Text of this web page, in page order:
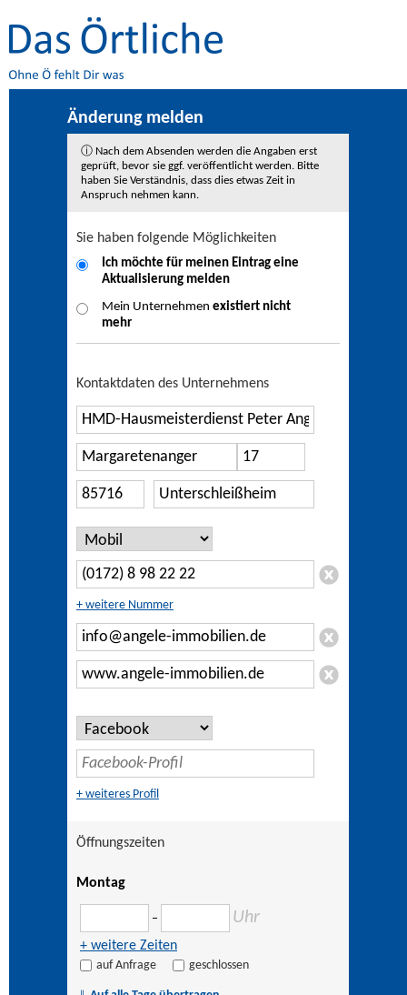
Änderung melden
ⓘ Nach dem Absenden werden die Angaben erst
geprüft, bevor sie ggf. veröffentlicht werden. Bitte
haben Sie Verständnis, dass dies etwas Zeit in
Anspruch nehmen kann.
Sie haben folgende Möglichkeiten
Ich möchte für meinen Eintrag eine
Aktualisierung melden
Mein Unternehmen existiert nicht
mehr
Kontaktdaten des Unternehmens
+ weitere Nummer
+ weiteres Profil
Öffnungszeiten
Montag
– Uhr
+ weitere Zeiten
auf Anfrage geschlossen